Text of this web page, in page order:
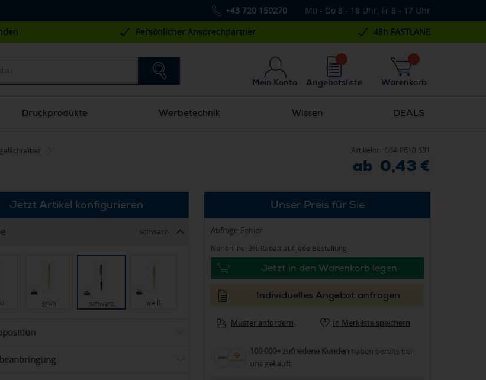
+43 720 150270 Mo - Do 8 - 18 Uhr, Fr 8 - 17 Uhr
Persönlicher Ansprechpartner 48h FASTLANE
Mein Konto Warenkorb
Angebotsliste
Druckprodukte Werbetechnik Wissen DEALS
Artikelnr.: 064-P610.531
ab 0,43 €
Jetzt Artikel konfigurieren
schwarz
grün schwarz weiß
Unser Preis für Sie
Abfrage-Fehler
Nur online: 3% Rabatt auf jede Bestellung
Jetzt in den Warenkorb legen
Individuelles Angebot anfragen
Muster anfordern In Merkliste speichern
100.000+ zufriedene Kunden haben bereits bei
uns gekauft